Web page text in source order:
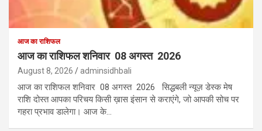
आज का राशिफल
आज का राशिफल शनिवार 08 अगस्त 2026
August 8, 2026 adminsidhbali
आज का राशिफल शनिवार 08 अगस्त 2026 सिद्धबली न्यूज़ डेस्क मेष
राशि दोस्त आपका परिचय किसी ख़ास इंसान से कराएंगे, जो आपकी सोच पर
गहरा प्रभाव डालेगा। आज के…